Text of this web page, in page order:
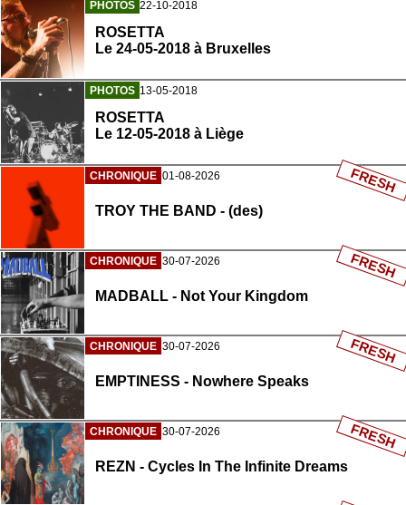
PHOTOS 22-10-2018
ROSETTA
Le 24-05-2018 à Bruxelles
PHOTOS 13-05-2018
ROSETTA
Le 12-05-2018 à Liège
CHRONIQUE 01-08-2026
TROY THE BAND - (des)
FRESH
CHRONIQUE 30-07-2026
MADBALL - Not Your Kingdom
FRESH
CHRONIQUE 30-07-2026
EMPTINESS - Nowhere Speaks
FRESH
CHRONIQUE 30-07-2026
REZN - Cycles In The Infinite Dreams
FRESH